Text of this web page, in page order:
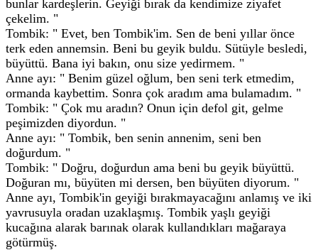
bunlar kardeşlerin. Geyiği bırak da kendimize ziyafet
çekelim. "
Tombik: " Evet, ben Tombik'im. Sen de beni yıllar önce
terk eden annemsin. Beni bu geyik buldu. Sütüyle besledi,
büyüttü. Bana iyi bakın, onu size yedirmem. "
Anne ayı: " Benim güzel oğlum, ben seni terk etmedim,
ormanda kaybettim. Sonra çok aradım ama bulamadım. "
Tombik: " Çok mu aradın? Onun için defol git, gelme
peşimizden diyordun. "
Anne ayı: " Tombik, ben senin annenim, seni ben
doğurdum. "
Tombik: " Doğru, doğurdun ama beni bu geyik büyüttü.
Doğuran mı, büyüten mi dersen, ben büyüten diyorum. "
Anne ayı, Tombik'in geyiği bırakmayacağını anlamış ve iki
yavrusuyla oradan uzaklaşmış. Tombik yaşlı geyiği
kucağına alarak barınak olarak kullandıkları mağaraya
götürmüş.